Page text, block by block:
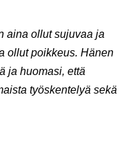
aina ollut sujuvaa ja
ollut poikkeus. Hänen
ja huomasi, että
työskentelyä sekä